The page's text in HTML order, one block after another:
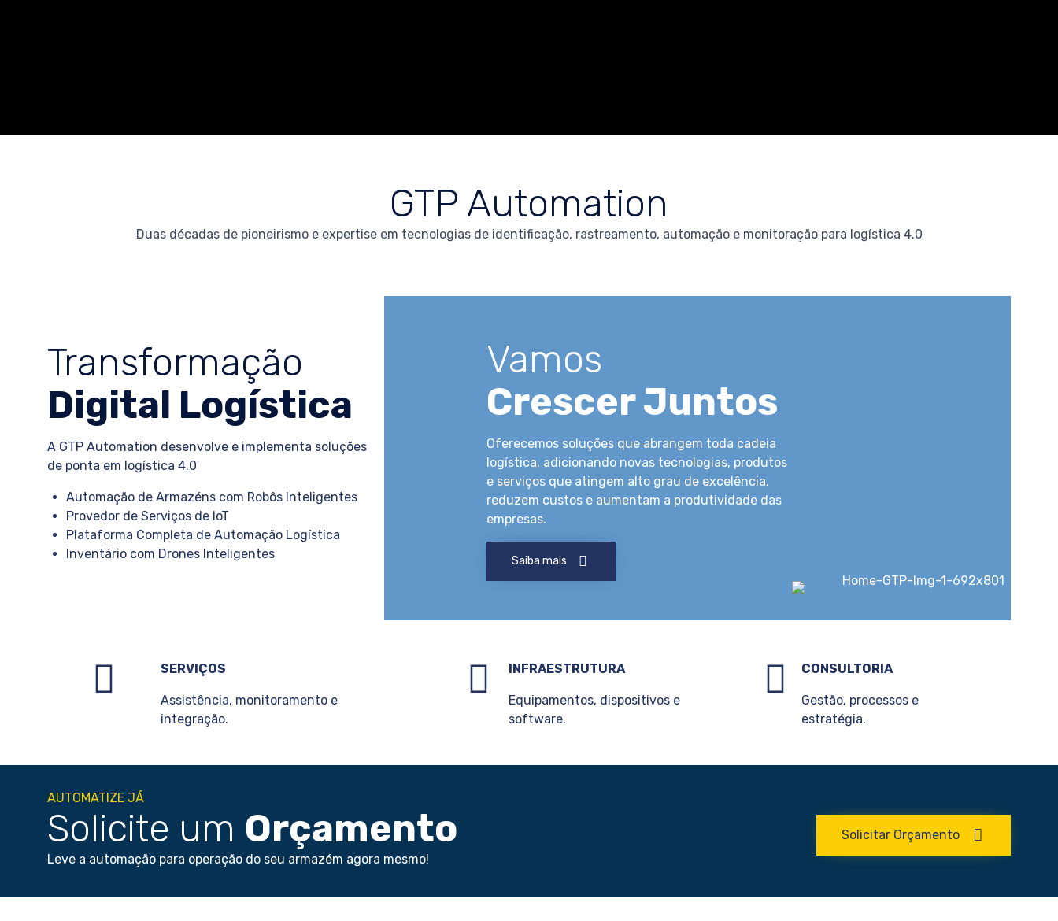
GTP Automation
Duas décadas de pioneirismo e expertise em tecnologias de identificação, rastreamento, automação e monitoração para logística 4.0
Transformação
Digital Logística
A GTP Automation desenvolve e implementa soluções
de ponta em logística 4.0
Automação de Armazéns com Robôs Inteligentes
Provedor de Serviços de IoT
Plataforma Completa de Automação Logística
Inventário com Drones Inteligentes
Vamos
Crescer Juntos
Oferecemos soluções que abrangem toda cadeia
logística, adicionando novas tecnologias, produtos
e serviços que atingem alto grau de excelência,
reduzem custos e aumentam a produtividade das
empresas.
Saiba mais
SERVIÇOS
Assistência, monitoramento e
integração.
INFRAESTRUTURA
Equipamentos, dispositivos e
software.
CONSULTORIA
Gestão, processos e
estratégia.
AUTOMATIZE JÁ
Solicite um Orçamento
Leve a automação para operação do seu armazém agora mesmo!
Solicitar Orçamento